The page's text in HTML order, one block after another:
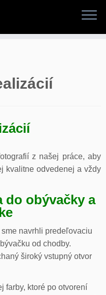
z našej práce, aby
kvalitne odvedenej a vždy
do obývačky a
navrhli predeľovaciu
od chodby.
široký vstupný otvor
farby, ktoré po otvorení